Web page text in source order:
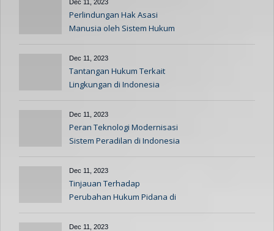
Dec 11, 2023
Perlindungan Hak Asasi
Manusia oleh Sistem Hukum
Dec 11, 2023
Tantangan Hukum Terkait
Lingkungan di Indonesia
Dec 11, 2023
Peran Teknologi Modernisasi
Sistem Peradilan di Indonesia
Dec 11, 2023
Tinjauan Terhadap
Perubahan Hukum Pidana di
Dec 11, 2023